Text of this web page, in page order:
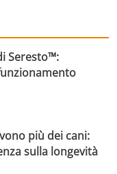
Seresto™:
più dei cani:
sulla longevità